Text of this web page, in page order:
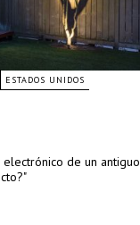
ESTADOS UNIDOS
de un antiguo